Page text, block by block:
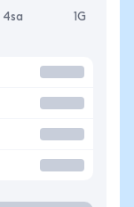
4sa 1G